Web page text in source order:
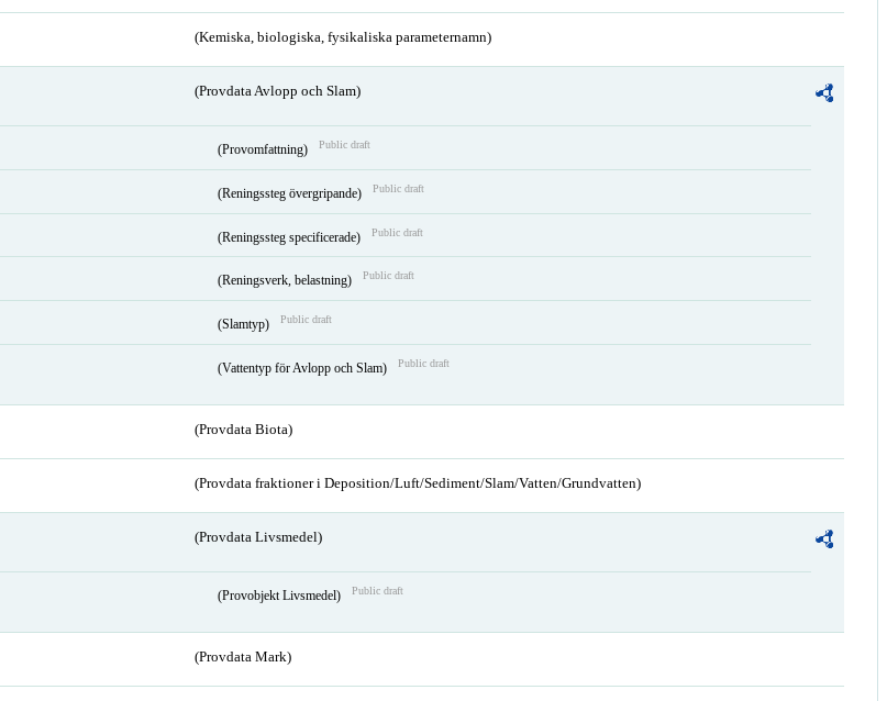
(Kemiska, biologiska, fysikaliska parameternamn)
(Provdata Avlopp och Slam)
(Provomfattning) Public draft
(Reningssteg övergripande) Public draft
(Reningssteg specificerade) Public draft
(Reningsverk, belastning) Public draft
(Slamtyp) Public draft
(Vattentyp för Avlopp och Slam) Public draft
(Provdata Biota)
(Provdata fraktioner i Deposition/Luft/Sediment/Slam/Vatten/Grundvatten)
(Provdata Livsmedel)
(Provobjekt Livsmedel) Public draft
(Provdata Mark)